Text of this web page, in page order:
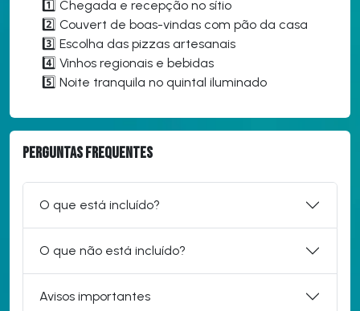
1️⃣ Chegada e recepção no sítio
2️⃣ Couvert de boas-vindas com pão da casa
3️⃣ Escolha das pizzas artesanais
4️⃣ Vinhos regionais e bebidas
5️⃣ Noite tranquila no quintal iluminado
Perguntas frequentes
O que está incluído?
O que não está incluído?
Avisos importantes